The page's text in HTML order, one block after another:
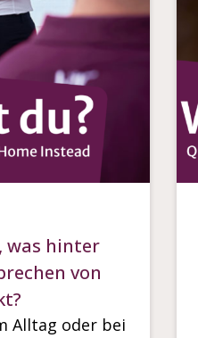
was hinter
von
Alltag oder bei